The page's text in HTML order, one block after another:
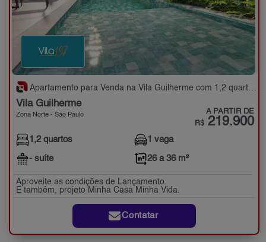
Apartamento para Venda na Vila Guilherme com 1,2 quartos - 26 a 36 m²
Vila Guilherme
Zona Norte - São Paulo A PARTIR DE
R$ 219.900
1,2 quartos
- suíte
1 vaga
26 a 36 m²
Aproveite as condições de Lançamento.
E também, projeto Minha Casa Minha Vida.
Contatar